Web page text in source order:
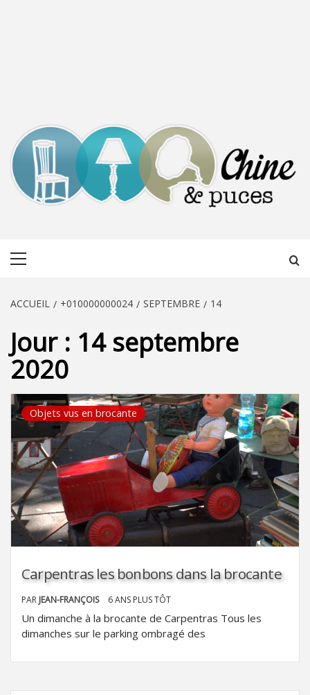
ACCUEIL +010000000024 SEPTEMBRE 14
Jour : 14 septembre
2020
Objets vus en brocante
Carpentras les bonbons dans la brocante
PAR JEAN-FRANÇOIS 6 ANS PLUS TÔT
Un dimanche à la brocante de Carpentras Tous les
dimanches sur le parking ombragé des